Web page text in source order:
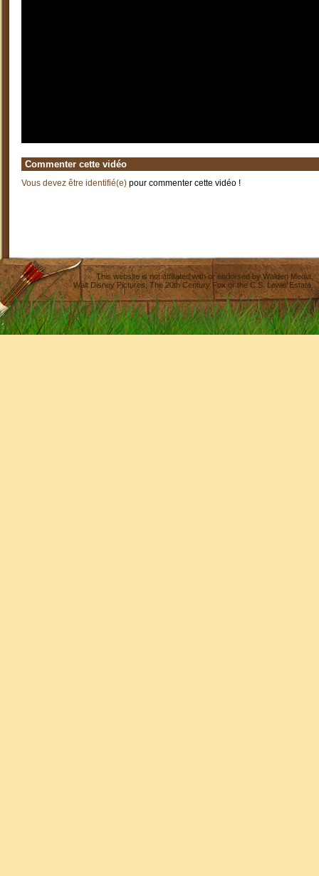
Commenter cette vidéo
Vous devez être identifié(e) pour commenter cette vidéo !
This website is not affiliated with or endorsed byWalden Media
Walt Disney Pictures,The 20th Century Fox or the C.S. Lewis Estate.